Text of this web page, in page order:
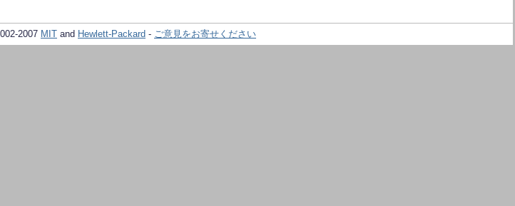
2007 MIT and Hewlett-Packard - ご意見をお寄せください